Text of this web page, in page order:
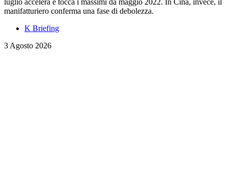
luglio accelera e tocca i massimi da maggio 2022. In Cina, invece, il
manifatturiero conferma una fase di debolezza.
K Briefing
3 Agosto 2026